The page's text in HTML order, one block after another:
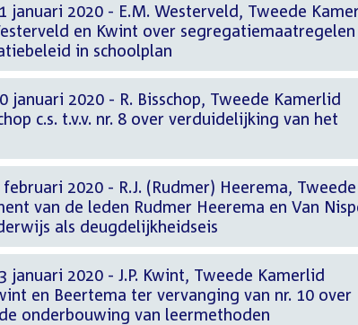
januari 2020 - E.M. Westerveld, Tweede
en Kwint over segregatiemaatregelen
in schoolplan
januari 2020 - R. Bisschop, Tweede Kamerlid
c.s. t.v.v. nr. 8 over verduidelijking van het
2020 - R.J. (Rudmer) Heerema, Tweede
van de leden Rudmer Heerema en Van
als deugdelijkheidseis
januari 2020 - J.P. Kwint, Tweede Kamerlid
en Beertema ter vervanging van nr. 10 over
onderbouwing van leermethoden